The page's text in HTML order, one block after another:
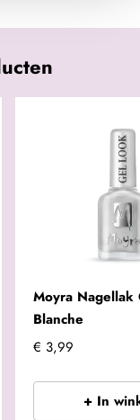
Moyra Nagellak
Blanche
€ 3,99
+ In